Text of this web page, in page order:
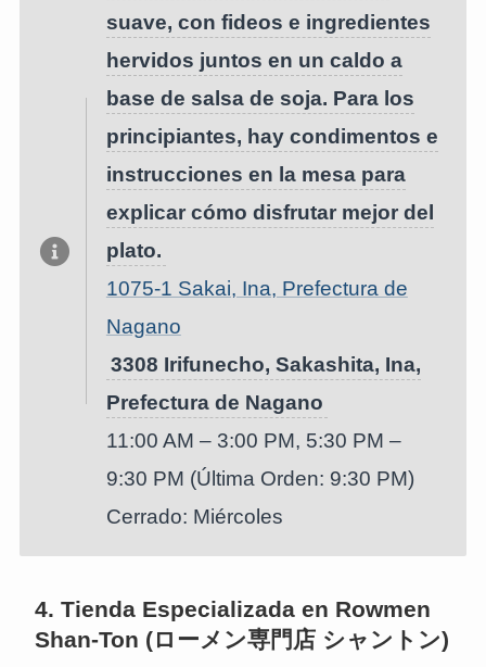
suave, con fideos e ingredientes
hervidos juntos en un caldo a
base de salsa de soja. Para los
principiantes, hay condimentos e
instrucciones en la mesa para
explicar cómo disfrutar mejor del
plato.
1075-1 Sakai, Ina, Prefectura de
Nagano
3308 Irifunecho, Sakashita, Ina,
Prefectura de Nagano
11:00 AM – 3:00 PM, 5:30 PM –
9:30 PM (Última Orden: 9:30 PM)
Cerrado: Miércoles
4. Tienda Especializada en Rowmen
Shan-Ton (ローメン専門店 シャントン)